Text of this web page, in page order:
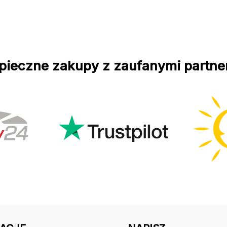
zakupy z zaufanymi